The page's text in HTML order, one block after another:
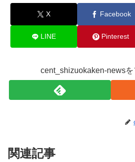
X Facebook
LINE Pinterest
cent_shizuokaken-news
関連記事